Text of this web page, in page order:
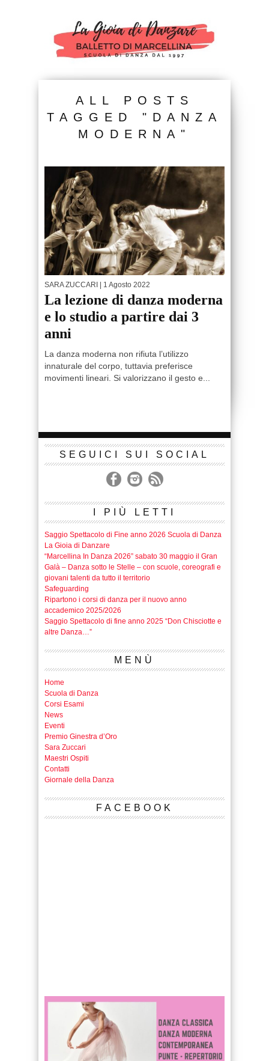
ALL POSTS
TAGGED "DANZA
MODERNA"
SARA ZUCCARI | 1 Agosto 2022
La lezione di danza moderna
e lo studio a partire dai 3
anni
La danza moderna non rifiuta l’utilizzo
innaturale del corpo, tuttavia preferisce
movimenti lineari. Si valorizzano il gesto e...
SEGUICI SUI SOCIAL
I PIÙ LETTI
Saggio Spettacolo di Fine anno 2026 Scuola di Danza
La Gioia di Danzare
“Marcellina In Danza 2026” sabato 30 maggio il Gran
Galà – Danza sotto le Stelle – con scuole, coreografi e
giovani talenti da tutto il territorio
Safeguarding
Ripartono i corsi di danza per il nuovo anno
accademico 2025/2026
Saggio Spettacolo di fine anno 2025 “Don Chisciotte e
altre Danza…”
MENÙ
Home
Scuola di Danza
Corsi Esami
News
Eventi
Premio Ginestra d’Oro
Sara Zuccari
Maestri Ospiti
Contatti
Giornale della Danza
FACEBOOK